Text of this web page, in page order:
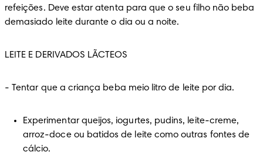
refeições. Deve estar atenta para que o seu filho não beba
demasiado leite durante o dia ou a noite.
LEITE E DERIVADOS LÃCTEOS
- Tentar que a criança beba meio litro de leite por dia.
Experimentar queijos, iogurtes, pudins, leite-creme,
arroz-doce ou batidos de leite como outras fontes de
cálcio.